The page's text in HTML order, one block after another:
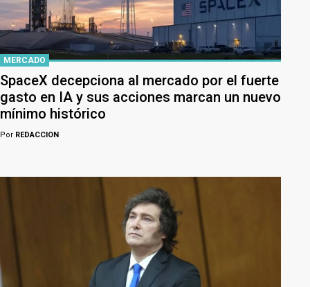
MERCADO
SpaceX decepciona al mercado por el fuerte
gasto en IA y sus acciones marcan un nuevo
mínimo histórico
Por REDACCION